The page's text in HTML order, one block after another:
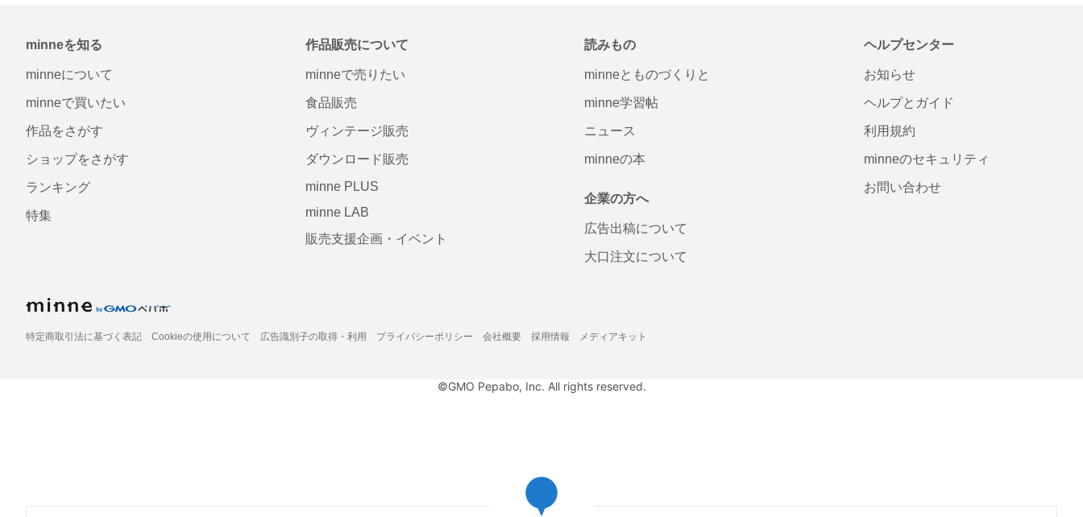
minneを知る
minneについて
minneで買いたい
作品をさがす
ショップをさがす
ランキング
特集
作品販売について
minneで売りたい
食品販売
ヴィンテージ販売
ダウンロード販売
minne PLUS
minne LAB
販売支援企画・イベント
読みもの
minneとものづくりと
minne学習帖
ニュース
minneの本
企業の方へ
広告出稿について
大口注文について
ヘルプセンター
お知らせ
ヘルプとガイド
利用規約
minneのセキュリティ
お問い合わせ
特定商取引法に基づく表記 Cookieの使用について 広告識別子の取得・利用 プライバシーポリシー 会社概要 採用情報 メディアキット
©GMO Pepabo, Inc. All rights reserved.